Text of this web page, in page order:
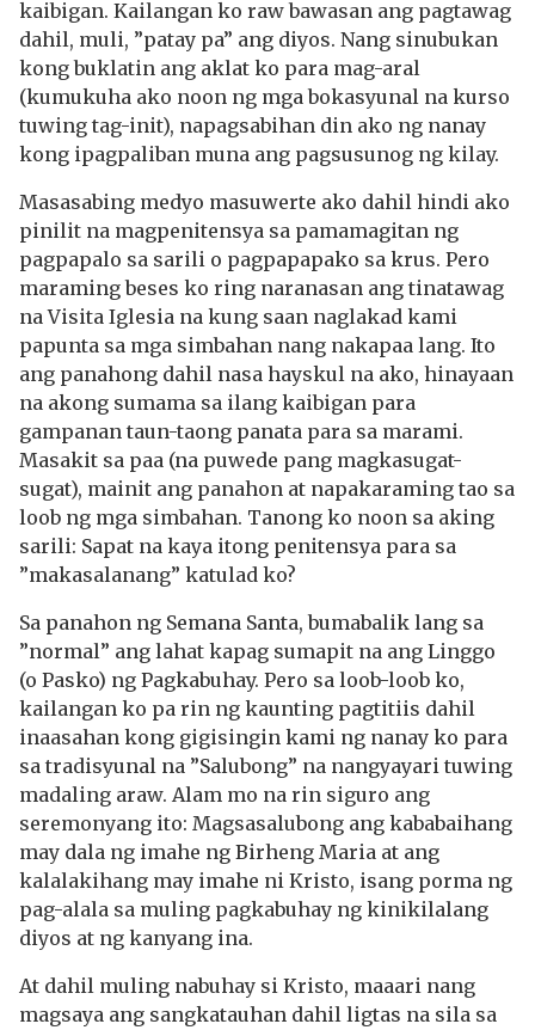
kaibigan. Kailangan ko raw bawasan ang pagtawag
dahil, muli, ”patay pa” ang diyos. Nang sinubukan
kong buklatin ang aklat ko para mag-aral
(kumukuha ako noon ng mga bokasyunal na kurso
tuwing tag-init), napagsabihan din ako ng nanay
kong ipagpaliban muna ang pagsusunog ng kilay.
Masasabing medyo masuwerte ako dahil hindi ako
pinilit na magpenitensya sa pamamagitan ng
pagpapalo sa sarili o pagpapapako sa krus. Pero
maraming beses ko ring naranasan ang tinatawag
na Visita Iglesia na kung saan naglakad kami
papunta sa mga simbahan nang nakapaa lang. Ito
ang panahong dahil nasa hayskul na ako, hinayaan
na akong sumama sa ilang kaibigan para
gampanan taun-taong panata para sa marami.
Masakit sa paa (na puwede pang magkasugat-
sugat), mainit ang panahon at napakaraming tao sa
loob ng mga simbahan. Tanong ko noon sa aking
sarili: Sapat na kaya itong penitensya para sa
”makasalanang” katulad ko?
Sa panahon ng Semana Santa, bumabalik lang sa
”normal” ang lahat kapag sumapit na ang Linggo
(o Pasko) ng Pagkabuhay. Pero sa loob-loob ko,
kailangan ko pa rin ng kaunting pagtitiis dahil
inaasahan kong gigisingin kami ng nanay ko para
sa tradisyunal na ”Salubong” na nangyayari tuwing
madaling araw. Alam mo na rin siguro ang
seremonyang ito: Magsasalubong ang kababaihang
may dala ng imahe ng Birheng Maria at ang
kalalakihang may imahe ni Kristo, isang porma ng
pag-alala sa muling pagkabuhay ng kinikilalang
diyos at ng kanyang ina.
At dahil muling nabuhay si Kristo, maaari nang
magsaya ang sangkatauhan dahil ligtas na sila sa